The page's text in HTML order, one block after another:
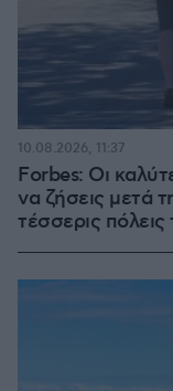
Forbes: Οι
να ζήσεις μετά
τέσσερις
10.08.2026, 11:37